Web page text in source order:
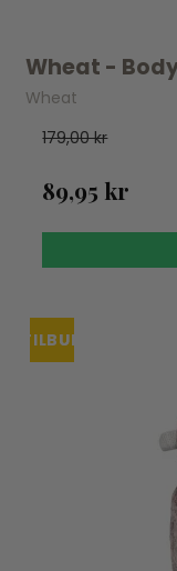
Wheat -
Wheat
179,00 kr
89,95 kr
TILBUDUDSOLGT